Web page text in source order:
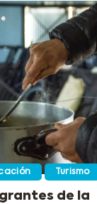
Turismo
de la